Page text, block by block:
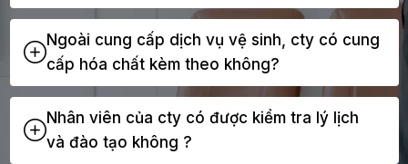
Ngoài cung cấp dịch vụ vệ sinh, cty có cung
cấp hóa chất kèm theo không?
Nhân viên của cty có được kiểm tra lý lịch
và đào tạo không ?